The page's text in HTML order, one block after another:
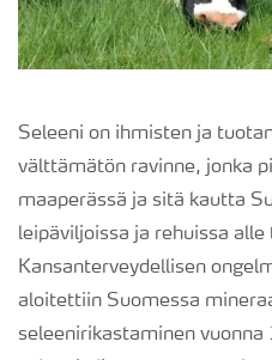
Seleeni on ihmisten ja
välttämätön ravinne, jonka
maaperässä ja sitä kautta
leipäviljoissa ja rehuissa
Kansanterveydellisen
aloitettiin Suomessa
seleenirikastaminen